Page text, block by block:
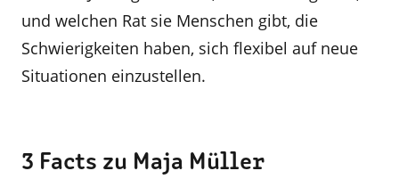
und welchen Rat sie Menschen gibt, die
Schwierigkeiten haben, sich flexibel auf neue
Situationen einzustellen.
3 Facts zu Maja Müller